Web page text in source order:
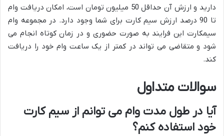
دارید و ارزش آن حداقل 50 میلیون تومان است، امکان دریافت وام
تا 90 درصد ارزش سیم کارت برای شما وجود دارد. در مجموعه وام
سیمکارت این فرایند به صورت حضوری و در زمان کوتاه انجام می
شود و متقاضی می تواند در کمتر از یک ساعت وام خود را دریافت
کند.
سوالات متداول
آیا در طول مدت وام می توانم از سیم کارت
خود استفاده کنم؟